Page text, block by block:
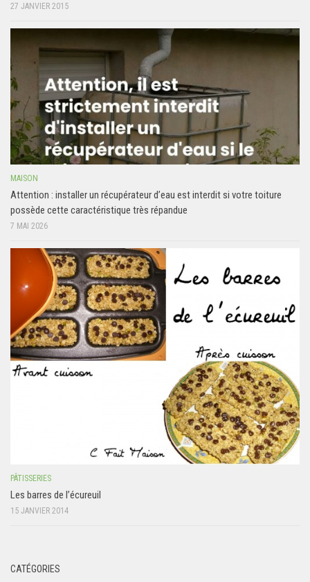
27 JANVIER 2015
MAISON
Attention : installer un récupérateur d’eau est interdit si votre toiture
possède cette caractéristique très répandue
7 MAI 2026
PÂTISSERIES
Les barres de l’écureuil
15 JANVIER 2014
CATÉGORIES